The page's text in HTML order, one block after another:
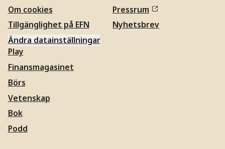
Om cookies
Tillgänglighet på EFN
Ändra datainställningar
Pressrum
Nyhetsbrev
Play
Finansmagasinet
Börs
Vetenskap
Bok
Podd